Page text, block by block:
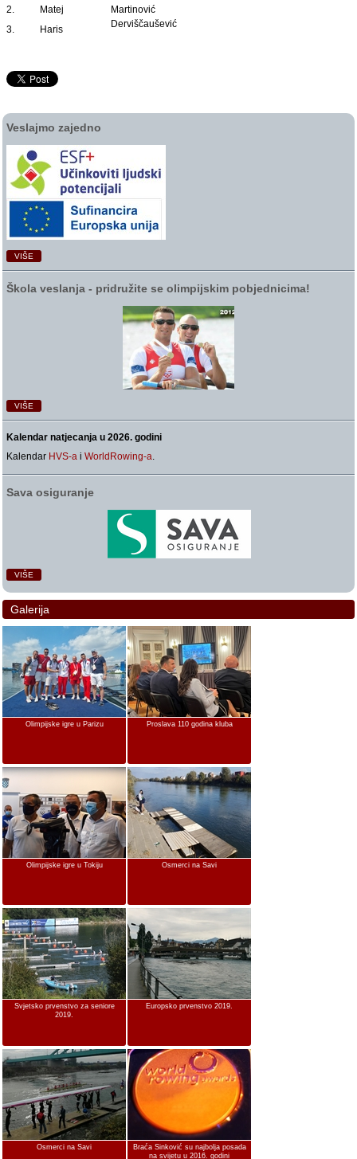
2.
Matej
Martinović
3.
Haris Derviščaušević
Veslajmo zajedno
VIŠE
Škola veslanja ‑ pridružite se olimpijskim pobjednicima!
VIŠE
Kalendar natjecanja u 2026. godini
Kalendar HVS-a iWorldRowing-a.
Sava osiguranje
VIŠE
Galerija
Olimpijske igre u Parizu Proslava 110 godina kluba
Olimpijske igre u Tokiju Osmerci na Savi
Svjetsko prvenstvo za seniore
2019.
Europsko prvenstvo 2019.
Osmerci na Savi
Braća Sinković su najbolja posada
na svijetu u 2016. godini